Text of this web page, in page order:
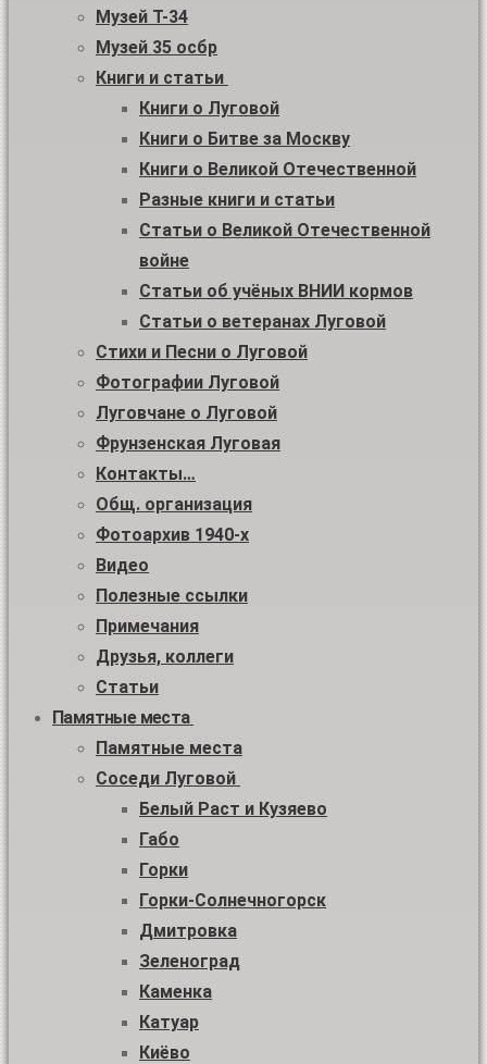
Музей Т-34
Музей 35 осбр
Книги и статьи
Книги о Луговой
Книги о Битве за Москву
Книги о Великой Отечественной
Разные книги и статьи
Статьи о Великой Отечественной
войне
Статьи об учёных ВНИИ кормов
Статьи о ветеранах Луговой
Стихи и Песни о Луговой
Фотографии Луговой
Луговчане о Луговой
Фрунзенская Луговая
Контакты…
Общ. организация
Фотоархив 1940-х
Видео
Полезные ссылки
Примечания
Друзья, коллеги
Статьи
Памятные места
Памятные места
Соседи Луговой
Белый Раст и Кузяево
Габо
Горки
Горки-Солнечногорск
Дмитровка
Зеленоград
Каменка
Катуар
Киёво